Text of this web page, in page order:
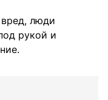
люди
рукой и